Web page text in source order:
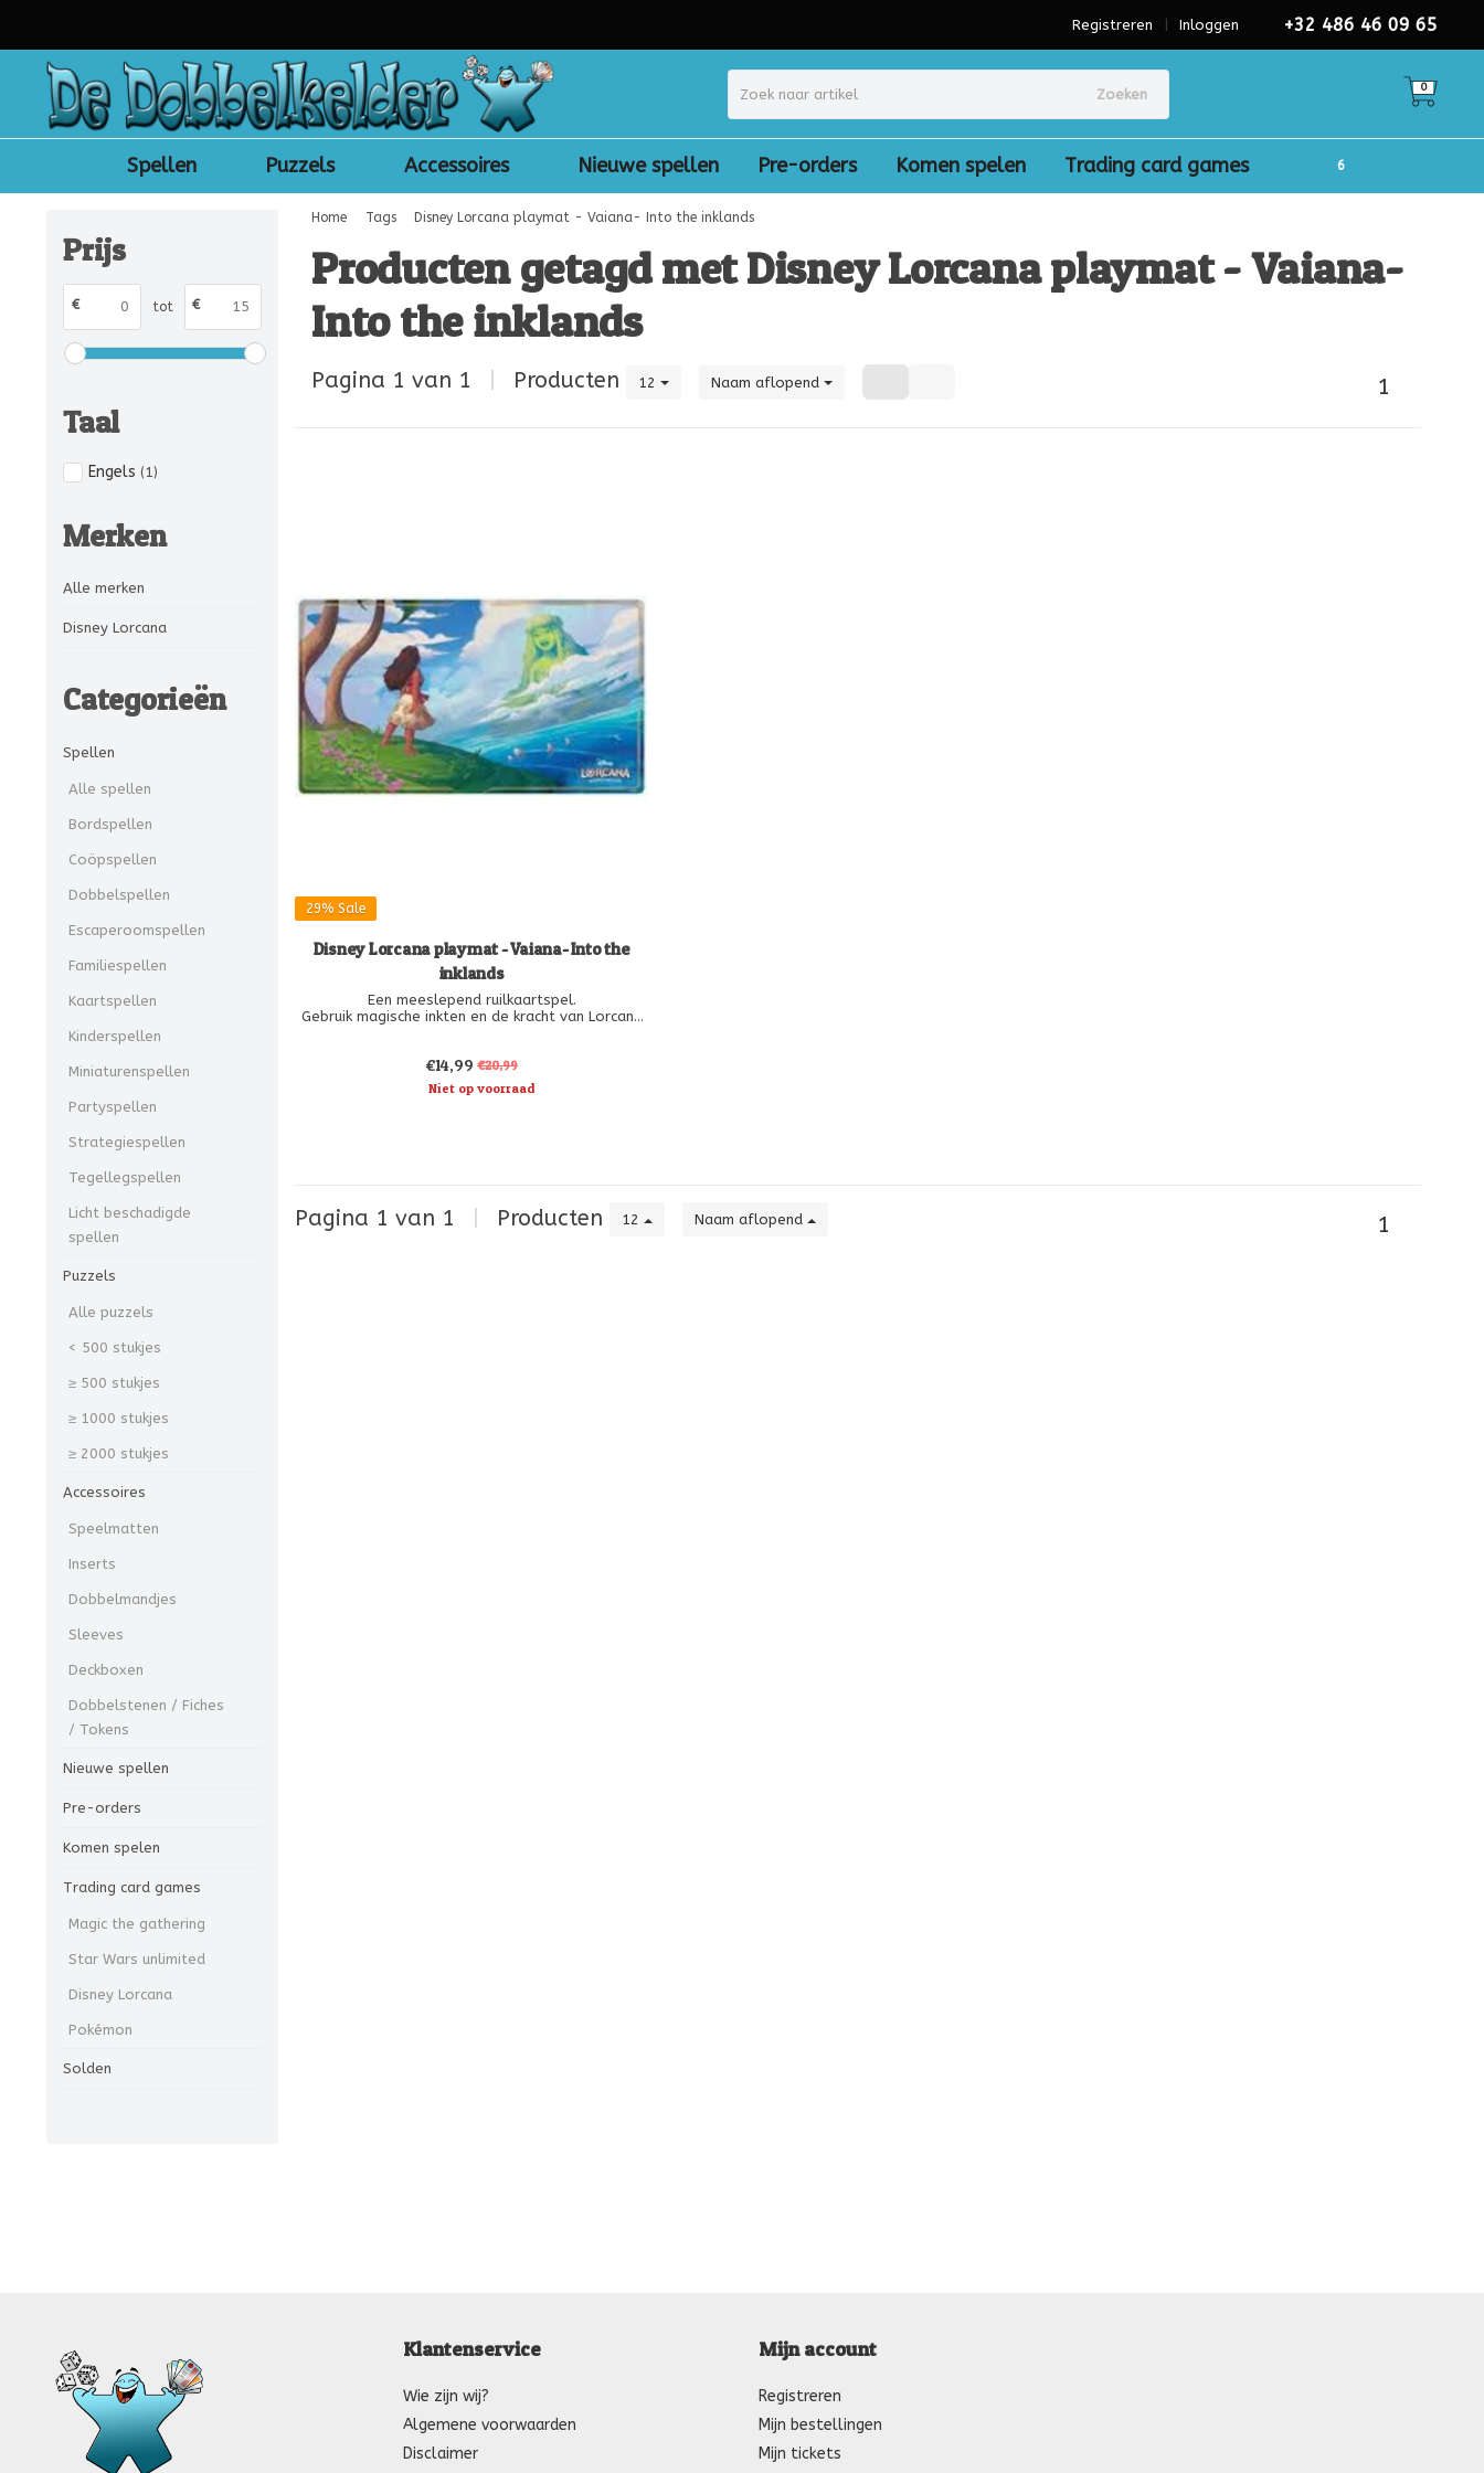
+32 486 46 09 65
Inloggen
Registreren
Zoeken 0
Spellen Puzzels Accessoires Nieuwe spellen Pre-orders Komen spelen Trading card games
Prijs
€ tot €
Taal
Engels (1)
Merken
Alle merken
Disney Lorcana
Categorieën
Spellen
Alle spellen
Bordspellen
Coöpspellen
Dobbelspellen
Escaperoomspellen
Familiespellen
Kaartspellen
Kinderspellen
Miniaturenspellen
Partyspellen
Strategiespellen
Tegellegspellen
Licht beschadigde
spellen
Puzzels
Alle puzzels
< 500 stukjes
≥ 500 stukjes
≥ 1000 stukjes
≥ 2000 stukjes
Accessoires
Speelmatten
Inserts
Dobbelmandjes
Sleeves
Deckboxen
Dobbelstenen / Fiches
/ Tokens
Nieuwe spellen
Pre-orders
Komen spelen
Trading card games
Magic the gathering
Star Wars unlimited
Disney Lorcana
Pokémon
Solden
Home Tags Disney Lorcana playmat - Vaiana- Into the inklands
Producten getagd met Disney Lorcana playmat - Vaiana-
Into the inklands
Pagina 1 van 1 Producten 12 Naam aflopend 1
29% Sale
Disney Lorcana playmat - Vaiana- Into the
inklands
Een meeslepend ruilkaartspel.
Gebruik magische inkten en de kracht van Lorcana
vrienden zijn. Andere zullen fantastisch opnieuw
worden uitgevonden.
€14,99 €20,99
Niet op voorraad
Pagina 1 van 1 Producten 12 Naam aflopend 1
Klantenservice
Wie zijn wij?
Algemene voorwaarden
Disclaimer
Mijn account
Registreren
Mijn bestellingen
Mijn tickets